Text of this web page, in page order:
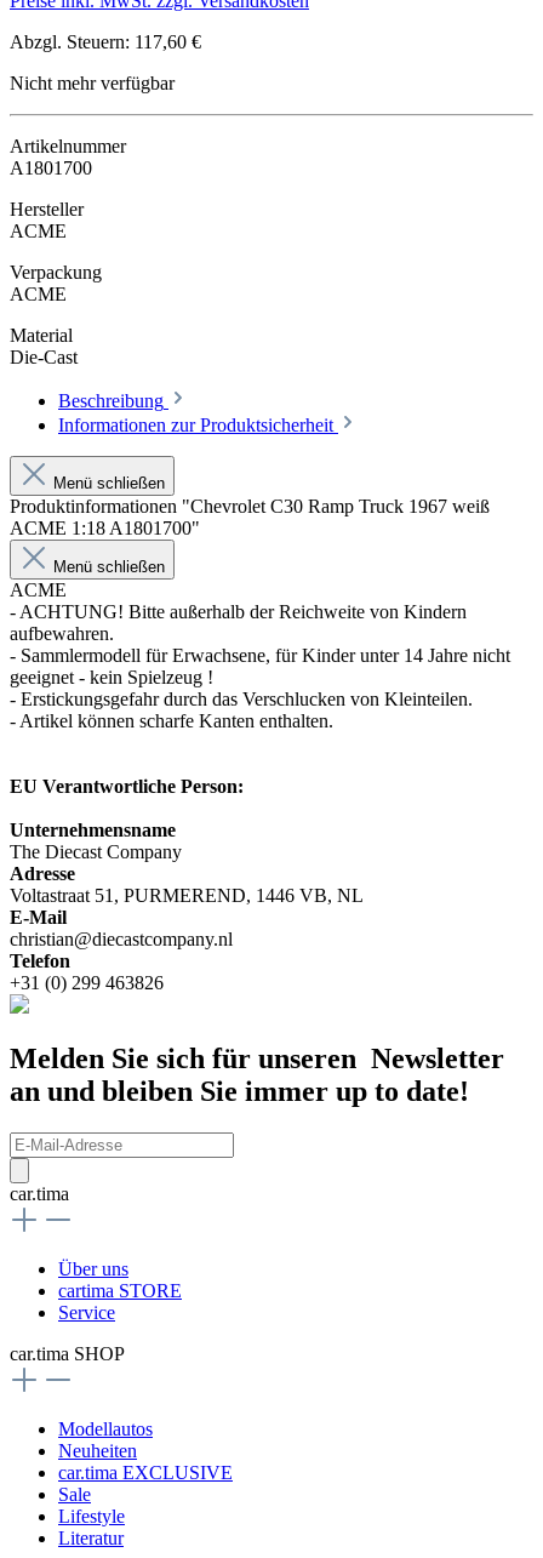
Abzgl. Steuern: 117,60 €
Nicht mehr verfügbar
Artikelnummer
A1801700
Hersteller
ACME
Verpackung
ACME
Material
Die-Cast
Beschreibung
Informationen zur Produktsicherheit
Menü schließen
Produktinformationen "Chevrolet C30 Ramp Truck 1967 weiß
ACME 1:18 A1801700"
Menü schließen
ACME
- ACHTUNG! Bitte außerhalb der Reichweite von Kindern
aufbewahren.
- Sammlermodell für Erwachsene, für Kinder unter 14 Jahre nicht
geeignet - kein Spielzeug !
- Erstickungsgefahr durch das Verschlucken von Kleinteilen.
- Artikel können scharfe Kanten enthalten.
EU Verantwortliche Person:
Unternehmensname
The Diecast Company
Adresse
Voltastraat 51, PURMEREND, 1446 VB, NL
E-Mail
christian@diecastcompany.nl
Telefon
+31 (0) 299 463826
Melden Sie sich für unseren Newsletter
an und bleiben Sie immer up to date!
car.tima
Über uns
cartima STORE
Service
car.tima SHOP
Modellautos
Neuheiten
car.tima EXCLUSIVE
Sale
Lifestyle
Literatur